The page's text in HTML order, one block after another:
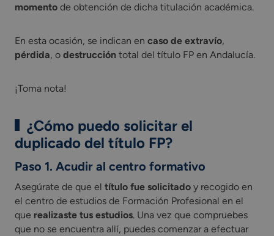
momento de obtención de dicha titulación académica.
En esta ocasión, se indican en caso de extravío,
pérdida, o destrucción total del título FP en Andalucía.
¡Toma nota!
¿Cómo puedo solicitar el
duplicado del título FP?
Paso 1. Acudir al centro formativo
Asegúrate de que el título fue solicitado y recogido en
el centro de estudios de Formación Profesional en el
que realizaste tus estudios. Una vez que compruebes
que no se encuentra allí, puedes comenzar a efectuar